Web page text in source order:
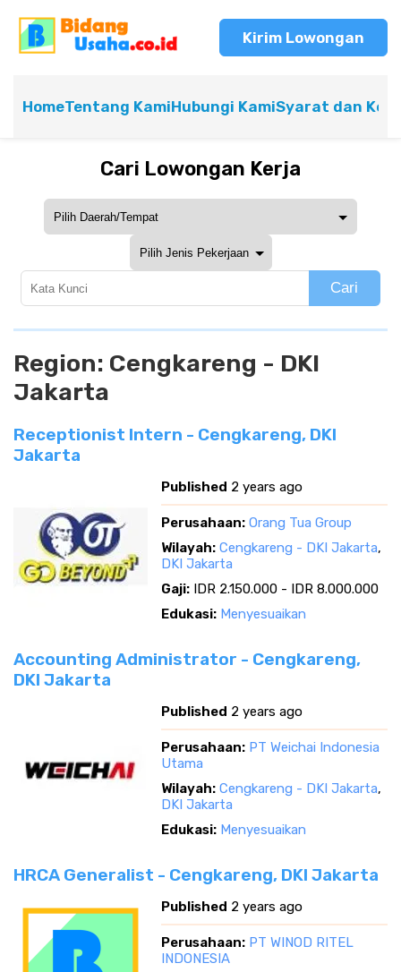
Kirim Lowongan
HomeTentang KamiHubungi KamiSyarat dan
Cari Lowongan Kerja
Cari
Region: Cengkareng - DKI
Jakarta
Receptionist Intern - Cengkareng, DKI
Jakarta
Published 2 years ago
Perusahaan: Orang Tua Group
Wilayah: Cengkareng - DKI Jakarta,
DKI Jakarta
Gaji: IDR 2.150.000 - IDR 8.000.000
Edukasi: Menyesuaikan
Accounting Administrator - Cengkareng,
DKI Jakarta
Published 2 years ago
Perusahaan: PT Weichai Indonesia
Utama
Wilayah: Cengkareng - DKI Jakarta,
DKI Jakarta
Edukasi: Menyesuaikan
HRCA Generalist - Cengkareng, DKI Jakarta
Published 2 years ago
Perusahaan: PT WINOD RITEL
INDONESIA